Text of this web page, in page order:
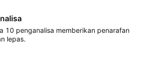
10 penganalisa memberikan penarafan
lepas.